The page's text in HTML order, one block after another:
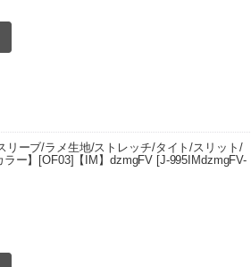
ーブ/ラメ生地/ストレッチ/タイト/スリット/
ー】[OF03]【IM】dzmgFV [J-995IMdzmgFV-